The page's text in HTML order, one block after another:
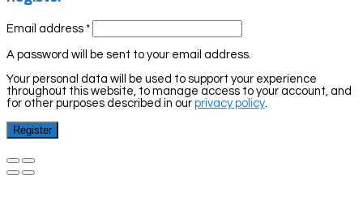
Email address *
A password will be sent to your email address.
Your personal data will be used to support your experience
throughout this website, to manage access to your account, and
for other purposes described in our privacy policy.
Register